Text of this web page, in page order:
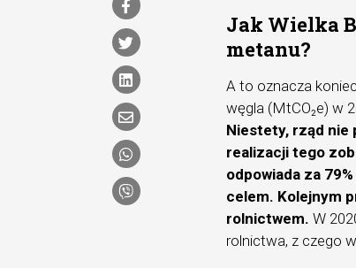
Jak Wielka
metanu?
A to oznacza
węgla (MtCO₂e) w
Niestety, rząd nie
realizacji tego
odpowiada za
celem. Kolejnym
rolnictwem.W
rolnictwa, z czego